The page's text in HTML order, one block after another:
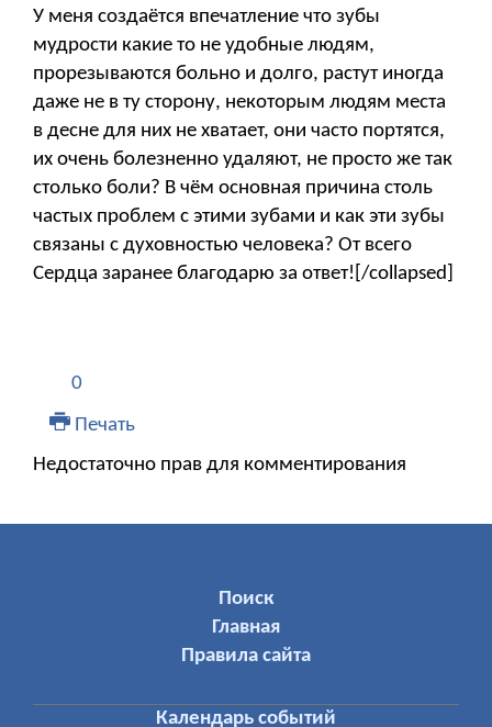
У меня создаётся впечатление что зубы
мудрости какие то не удобные людям,
прорезываются больно и долго, растут иногда
даже не в ту сторону, некоторым людям места
в десне для них не хватает, они часто портятся,
их очень болезненно удаляют, не просто же так
столько боли? В чём основная причина столь
частых проблем с этими зубами и как эти зубы
связаны с духовностью человека? От всего
Сердца заранее благодарю за ответ![/collapsed]
0
Печать
Недостаточно прав для комментирования
Поиск
Главная
Правила сайта
Календарь событий